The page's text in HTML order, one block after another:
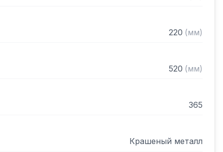
220 (мм)
520 (мм)
365
Крашеный металл